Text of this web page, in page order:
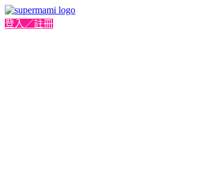
登入／註冊